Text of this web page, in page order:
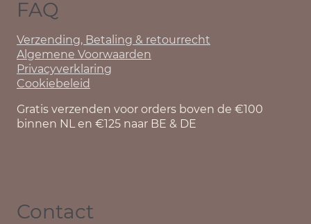
FAQ
Verzending, Betaling & retourrecht
Algemene Voorwaarden
Privacyverklaring
Cookiebeleid
Gratis verzenden voor orders boven de €100
binnen NL en €125 naar BE & DE
Contact